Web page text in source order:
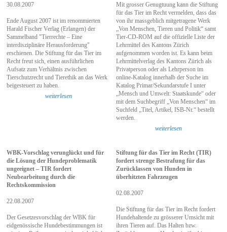
30.08.2007
Ende August 2007 ist im renommierten
Harald Fischer Verlag (Erlangen) der
Sammelband "Tierrechte – Eine
interdisziplinäre Herausforderung"
erschienen. Die Stiftung für das Tier im
Recht freut sich, einen ausführlichen
Aufsatz zum Verhältnis zwischen
Tierschutzrecht und Tierethik an das Werk
beigesteuert zu haben.
weiterlesen
Mit grosser Genugtuung kann die Stiftung
für das Tier im Recht vermelden, dass das
von ihr massgeblich mitgetragene Werk
„Von Menschen, Tieren und Politik“ samt
Tier-CD-ROM auf die offizielle Liste der
Lehrmittel des Kantons Zürich
aufgenommen worden ist. Es kann beim
Lehrmittelverlag des Kantons Zürich als
Privatperson oder als Lehrperson im
online-Katalog innerhalb der Suche im
Katalog Primar/Sekundarstufe I unter
„Mensch und Umwelt: Staatskunde“ oder
mit dem Suchbegriff „Von Menschen“ im
Suchfeld „Titel, Artikel, ISB-Nr.“ bestellt
werden.
weiterlesen
WBK-Vorschlag verunglückt und für
die Lösung der Hundeproblematik
ungeeignet – TIR fordert
Neubearbeitung durch die
Rechtskommission
22.08.2007
Der Gesetzesvorschlag der WBK für
eidgenössische Hundebestimmungen ist
Stiftung für das Tier im Recht (TIR)
fordert strenge Bestrafung für das
Zurücklassen von Hunden in
überhitzten Fahrzeugen
02.08.2007
Die Stiftung für das Tier im Recht fordert
Hundehaltende zu grösserer Umsicht mit
ihren Tieren auf. Das Halten bzw.